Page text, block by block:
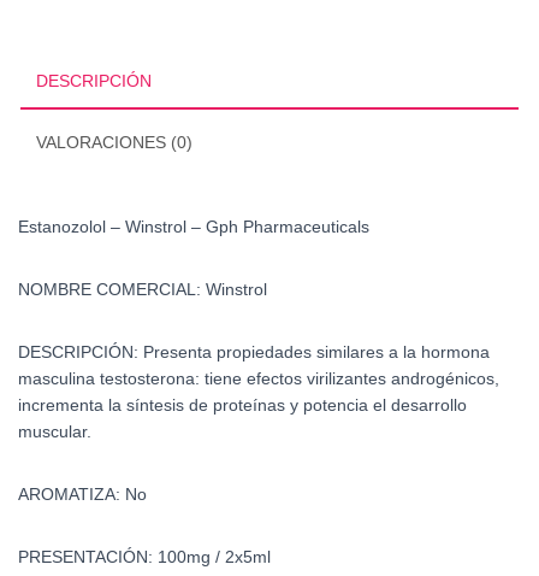
DESCRIPCIÓN
VALORACIONES (0)
Estanozolol – Winstrol – Gph Pharmaceuticals
NOMBRE COMERCIAL: Winstrol
DESCRIPCIÓN: Presenta propiedades similares a la hormona
masculina testosterona: tiene efectos virilizantes androgénicos,
incrementa la síntesis de proteínas y potencia el desarrollo
muscular.
AROMATIZA: No
PRESENTACIÓN: 100mg / 2x5ml